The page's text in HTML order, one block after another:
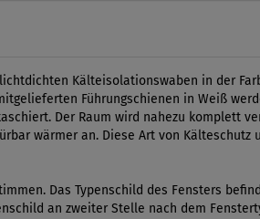
Kälteisolationswaben in der
Führungschienen in Weiß
Der Raum wird nahezu komplett
wärmer an. Diese Art von Kälteschutz
Das Typenschild des Fensters
an zweiter Stelle nach dem